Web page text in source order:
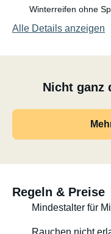
Winterreifen ohne
Alle Details anzeigen
Nicht ganz
Regeln & Preise
Mindestalter für
Rauchen nicht